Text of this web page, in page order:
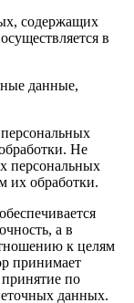
содержащих
в
данные,
Не
персональных
их обработки.
а в
к целям
принимает
по
данных.